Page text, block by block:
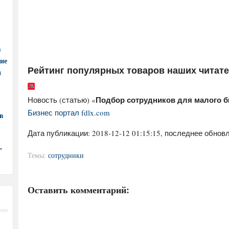
Рейтинг популярных товаров наших
Новость (статью) «Подбор сотрудников для малого
Бизнес портал fdlx.com
Дата публикации: 2018-12-12 01:15:15, последнее
Темы: сотрудники
Оставить комментарий: